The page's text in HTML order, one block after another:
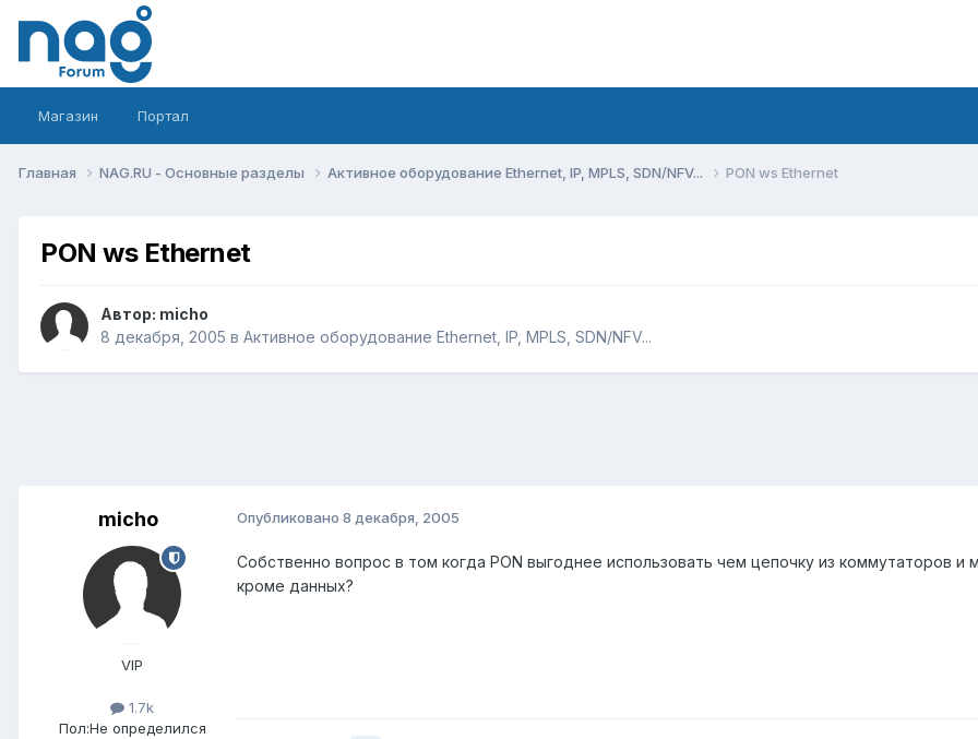
Магазин Портал
Главная NAG.RU - Основные разделы Активное оборудование Ethernet, IP, MPLS, SDN/NFV... PON ws Ethernet
PON ws Ethernet
Автор: micho
8 декабря, 2005 в Активное оборудование Ethernet, IP, MPLS, SDN/NFV...
micho
VIP
1.7k
Пол:Не определился
Опубликовано 8 декабря, 2005
Собственно вопрос в том когда PON выгоднее использовать чем цепочку из коммутаторов
кроме данных?